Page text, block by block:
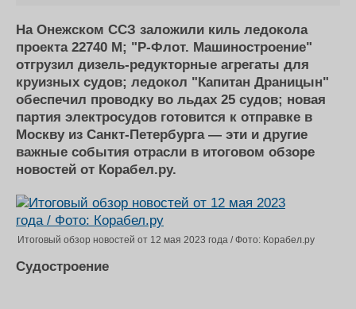
Работа
Журнал
Реклама
Услуги
Конференции
Выставки и семинары
Личности
Галерея флота
Все службы
На Онежском ССЗ заложили киль ледокола
проекта 22740 М; "Р-Флот. Машиностроение"
отгрузил дизель-редукторные агрегаты для
круизных судов; ледокол "Капитан Драницын"
обеспечил проводку во льдах 25 судов; новая
партия электросудов готовится к отправке в
Москву из Санкт-Петербурга — эти и другие
важные события отрасли в итоговом обзоре
новостей от Корабел.ру.
Итоговый обзор новостей от 12 мая 2023 года / Фото: Корабел.ру
Судостроение